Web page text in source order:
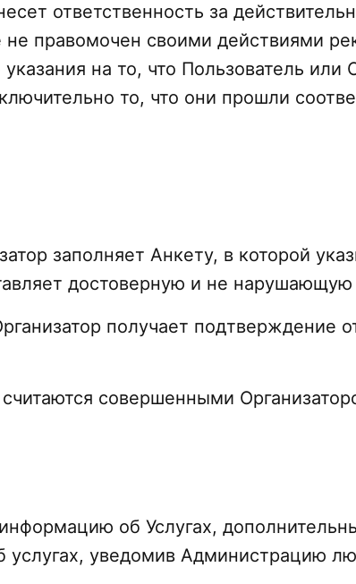
ответственность за
правомочен своими действиями
на то, что Пользователь или
то, что они прошли
заполняет Анкету, в которой
достоверную и не
получает
совершенными
об Услугах,
услугах, уведомив Администрацию